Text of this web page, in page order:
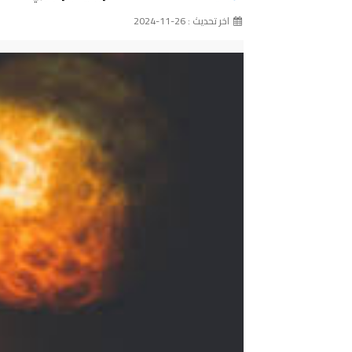
اخر تحديث : 26-11-2024